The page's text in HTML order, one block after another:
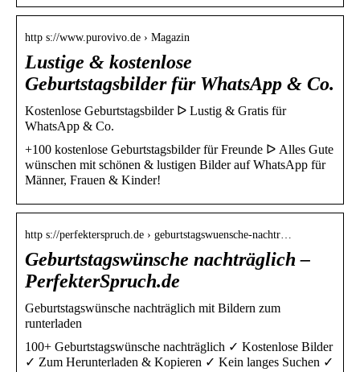
http s://www.purovivo.de › Magazin
Lustige & kostenlose
Geburtstagsbilder für WhatsApp & Co.
Kostenlose Geburtstagsbilder ᐅ Lustig & Gratis für
WhatsApp & Co.
+100 kostenlose Geburtstagsbilder für Freunde ᐅ Alles Gute
wünschen mit schönen & lustigen Bilder auf WhatsApp für
Männer, Frauen & Kinder!
http s://perfekterspruch.de › geburtstagswuensche-nachtr…
Geburtstagswünsche nachträglich –
PerfekterSpruch.de
Geburtstagswünsche nachträglich mit Bildern zum
runterladen
100+ Geburtstagswünsche nachträglich ✓ Kostenlose Bilder
✓ Zum Herunterladen & Kopieren ✓ Kein langes Suchen ✓